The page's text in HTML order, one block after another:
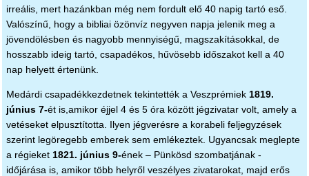
irreális, mert hazánkban még nem fordult elő 40 napig tartó eső.
Valószínű, hogy a bibliai özönvíz negyven napja jelenik meg a
jövendölésben és nagyobb mennyiségű, magszakításokkal, de
hosszabb ideig tartó, csapadékos, hűvösebb időszakot kell a 40
nap helyett értenünk.
Medárdi csapadékkezdetnek tekintették a Veszprémiek 1819.
június 7-ét is,amikor éjjel 4 és 5 óra között jégzivatar volt, amely a
vetéseket elpusztította. Ilyen jégverésre a korabeli feljegyzések
szerint legöregebb emberek sem emlékeztek. Ugyancsak meglepte
a régieket 1821. június 9-ének – Pünkösd szombatjának -
időjárása is, amikor több helyről veszélyes zivatarokat, majd erős